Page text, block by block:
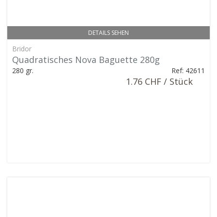
DETAILS SEHEN
Bridor
Quadratisches Nova Baguette 280g
280 gr. Ref: 42611
1.76 CHF / Stück